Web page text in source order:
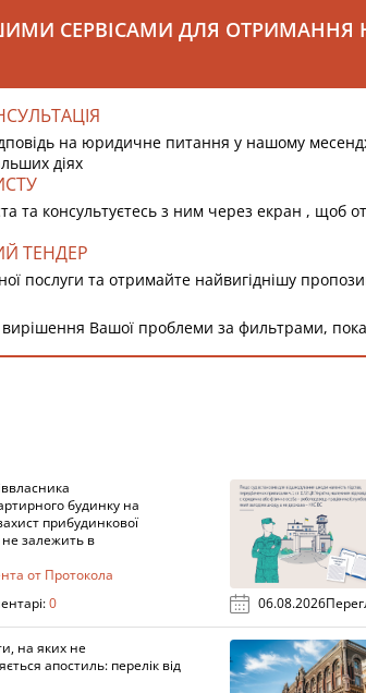
СЕРВІСАМИ ДЛЯ
на юридичне питання у нашому
діях
та консультуєтесь з ним через екран , щоб
ТЕНДЕР
послуги та отримайте найвигіднішу
Вашої проблеми за фильтрами,
будинку на
прибудинкової
не залежить в
от Протокола
0
06.08.2026
на яких не
апостиль: перелік від